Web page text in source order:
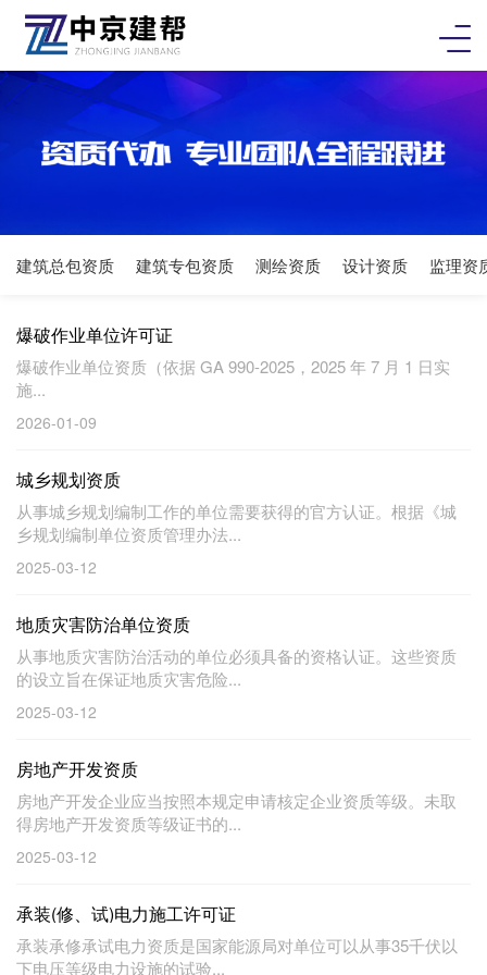
建筑总包资质 建筑专包资质 测绘资质 设计资质 监理资
爆破作业单位许可证
爆破作业单位资质（依据 GA 990-2025，2025 年 7 月 1 日实
施...
2026-01-09
城乡规划资质
从事城乡规划编制工作的单位需要获得的官方认证。根据《城
乡规划编制单位资质管理办法...
2025-03-12
地质灾害防治单位资质
从事地质灾害防治活动的单位必须具备的资格认证。这些资质
的设立旨在保证地质灾害危险...
2025-03-12
房地产开发资质
房地产开发企业应当按照本规定申请核定企业资质等级。未取
得房地产开发资质等级证书的...
2025-03-12
承装(修、试)电力施工许可证
承装承修承试电力资质是国家能源局对单位可以从事35千伏以
下电压等级电力设施的试验...